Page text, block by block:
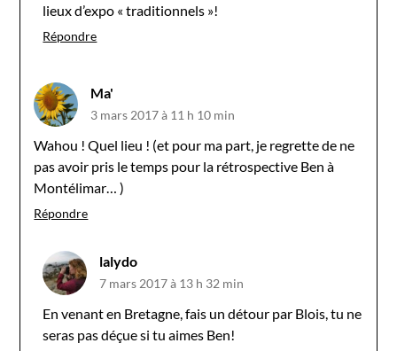
lieux d’expo « traditionnels »!
Répondre
Ma'
3 mars 2017 à 11 h 10 min
Wahou ! Quel lieu ! (et pour ma part, je regrette de ne
pas avoir pris le temps pour la rétrospective Ben à
Montélimar… )
Répondre
lalydo
7 mars 2017 à 13 h 32 min
En venant en Bretagne, fais un détour par Blois, tu ne
seras pas déçue si tu aimes Ben!